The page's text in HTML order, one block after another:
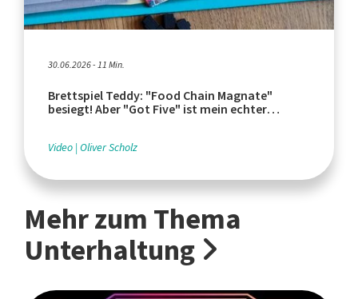
30.06.2026 - 11 Min.
Brettspiel Teddy: "Food Chain Magnate"
besiegt! Aber "Got Five" ist mein echter
Video Oliver Scholz
Mehr zum Thema
Unterhaltung